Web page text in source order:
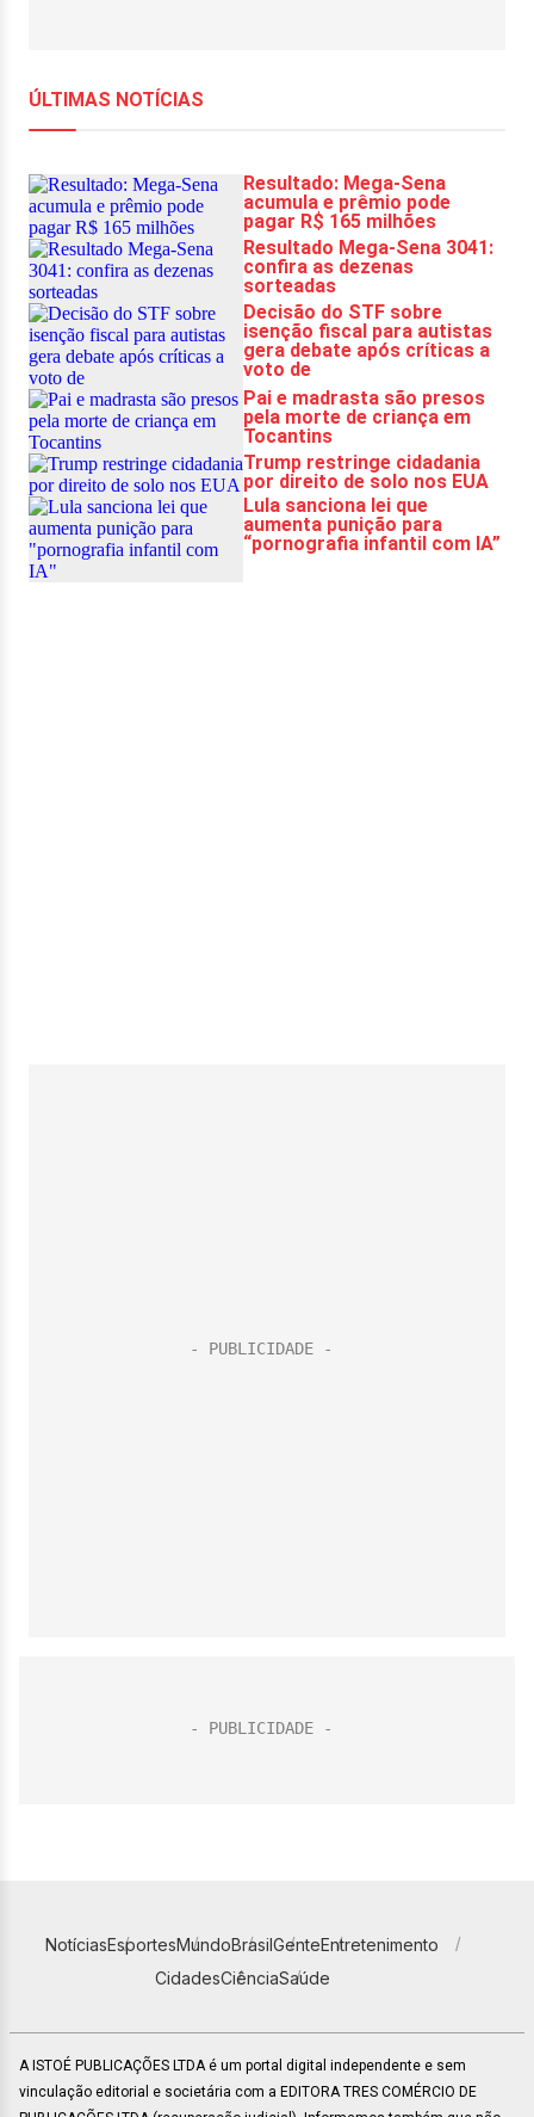
NotíciasEsportesMundoBrasilGenteEntretenimento
CidadesCiênciaSaúde
A ISTOÉ PUBLICAÇÕES LTDA é um portal digital independente e sem
vinculação editorial e societária com a EDITORA TRES COMÉRCIO DE